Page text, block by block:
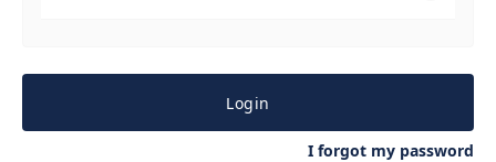
Login
I forgot my password